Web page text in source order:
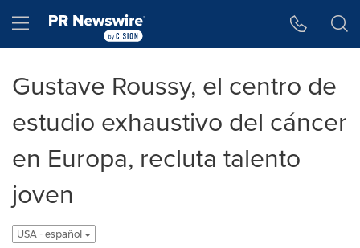
Hamburger menu
Gustave Roussy, el centro de
estudio exhaustivo del cáncer
en Europa, recluta talento
joven
USA - español